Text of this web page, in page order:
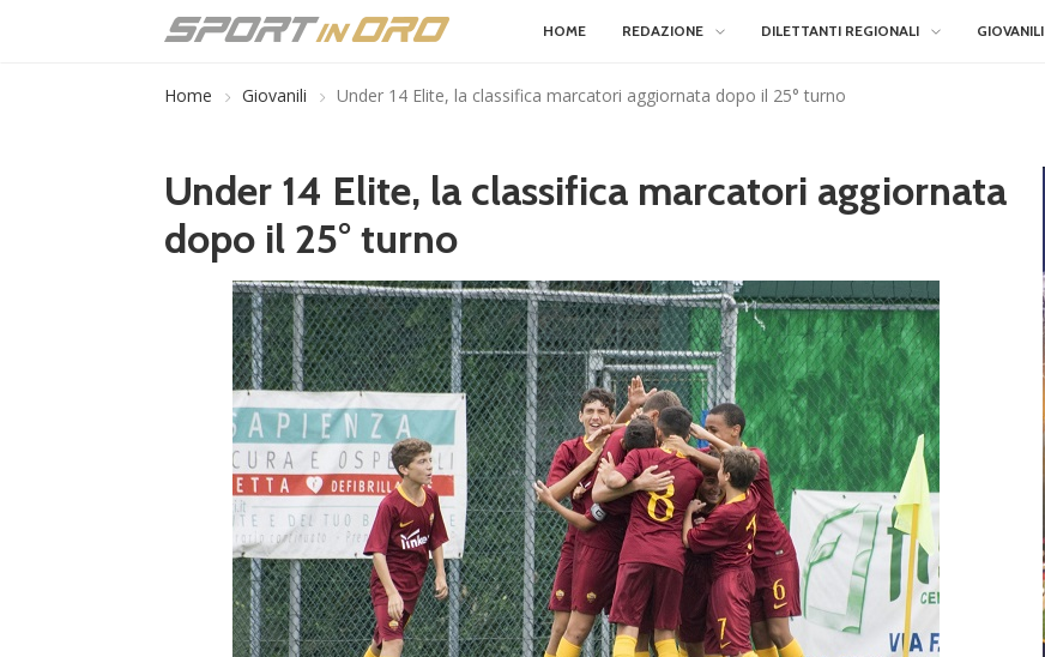
HOME REDAZIONE DILETTANTI REGIONALI GIOVANILI
Home Giovanili Under 14 Elite, la classifica marcatori aggiornata dopo il 25° turno
Under 14 Elite, la classifica marcatori aggiornata
dopo il 25° turno